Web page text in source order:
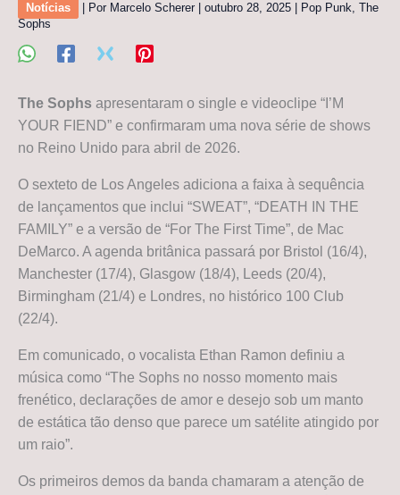
Notícias | Por Marcelo Scherer outubro 28, 2025 Pop Punk, The
Sophs
The Sophs apresentaram o single e videoclipe “I’M
YOUR FIEND” e confirmaram uma nova série de shows
no Reino Unido para abril de 2026.
O sexteto de Los Angeles adiciona a faixa à sequência
de lançamentos que inclui “SWEAT”, “DEATH IN THE
FAMILY” e a versão de “For The First Time”, de Mac
DeMarco. A agenda britânica passará por Bristol (16/4),
Manchester (17/4), Glasgow (18/4), Leeds (20/4),
Birmingham (21/4) e Londres, no histórico 100 Club
(22/4).
Em comunicado, o vocalista Ethan Ramon definiu a
música como “The Sophs no nosso momento mais
frenético, declarações de amor e desejo sob um manto
de estática tão denso que parece um satélite atingido por
um raio”.
Os primeiros demos da banda chamaram a atenção de